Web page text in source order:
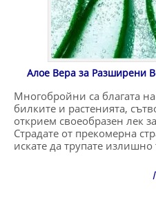
Алое Вера за Разширени
Многобройни са благата
билките и растенията,
открием своеобразен лек
Страдате от прекомерна
искате да трупате излишно